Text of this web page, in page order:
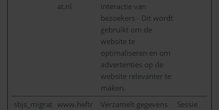
at.nl
interactie van
bezoekers - Dit wordt
gebruikt om de
website te
optimaliseren en om
advertenties op de
website relevanter te
maken.
sbjs_migrat www.heftr
Verzamelt gegevens
Sessie